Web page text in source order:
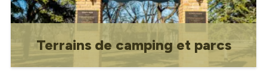
Terrains de camping et parcs